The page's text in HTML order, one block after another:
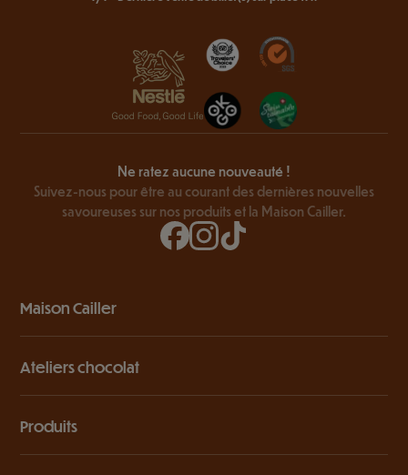
Ne ratez aucune nouveauté !
Suivez-nous pour être au courant des dernières nouvelles
savoureuses sur nos produits et la Maison Cailler.
Maison Cailler
Ateliers chocolat
Produits